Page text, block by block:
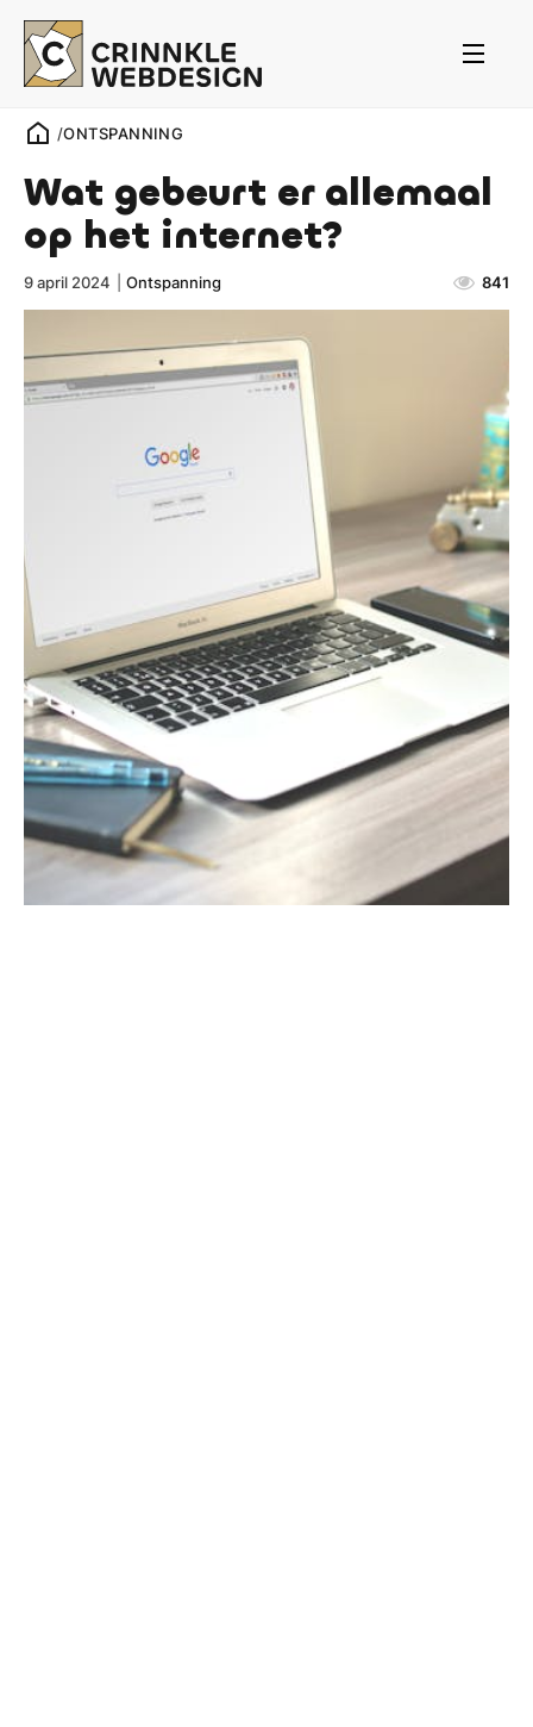
/ONTSPANNING
Wat gebeurt er allemaal
op het internet?
9 april 2024 Ontspanning 841